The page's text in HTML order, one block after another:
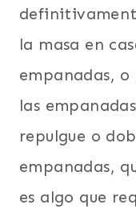
la masa en
empanadas,
las
repulgue o
empanadas,
es algo que